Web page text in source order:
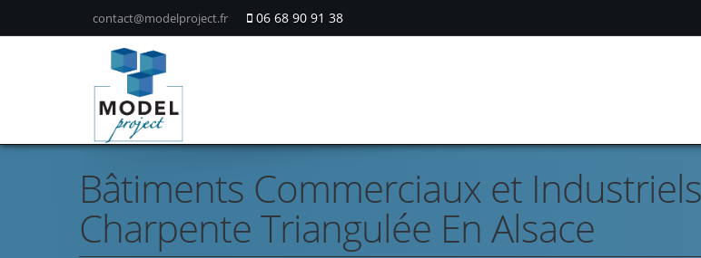
contact@modelproject.fr 06 68 90 91 38
Bâtiments Commerciaux et
Charpente Triangulée En Alsace